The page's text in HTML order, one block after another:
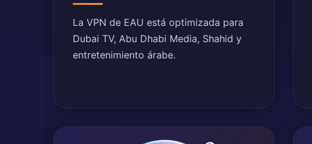
La VPN de EAU está optimizada para
Dubai TV, Abu Dhabi Media, Shahid y
entretenimiento árabe.